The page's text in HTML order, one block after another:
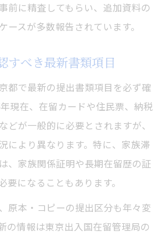
前に精査してもらい、追加資料の
ースが多数報告されています。
すべき最新書類項目
都で最新の提出書類項目を必ず確
現在、在留カードや住民票、納税
どが一般的に必要とされますが、
により異なります。特に、家族滞
、家族関係証明や長期在留歴の証
要になることもあります。
原本・コピーの提出区分も年々変
の情報は東京出入国在留管理局の